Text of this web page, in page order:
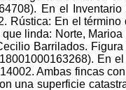
En el
Rústica: En el
linda: Norte,
Barrilados.
En
Ambas fincas
una superficie